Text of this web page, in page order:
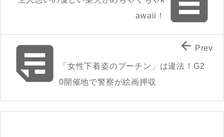
awaii！

「女性下着姿のプーチン」は違法！G2
0開催地で警察が絵画押収
 Prev